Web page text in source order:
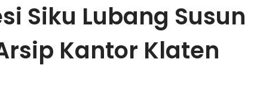
Siku Lubang Susun
Kantor Klaten